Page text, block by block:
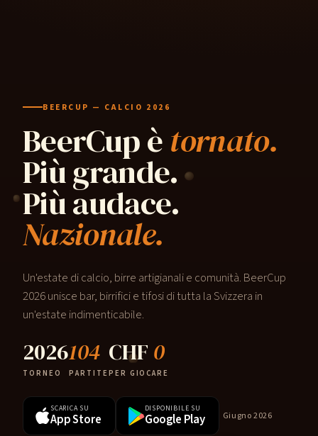
BEERCUP — CALCIO 2026
BeerCup ètornato.
Più grande.
Più audace.
Nazionale.
Un'estate di calcio, birre artigianali e comunità. BeerCup
2026 unisce bar, birrifici e tifosi di tutta la Svizzera in
un'estate indimenticabile.
2026
TORNEO
104
PARTITE
CHF 0
PER GIOCARE
SCARICA SU
App Store
DISPONIBILE SU
Google Play Giugno 2026
fermentando.
App Store